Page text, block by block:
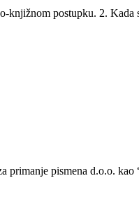
knjižnom postupku. 2. Kada
primanje pismena d.o.o.